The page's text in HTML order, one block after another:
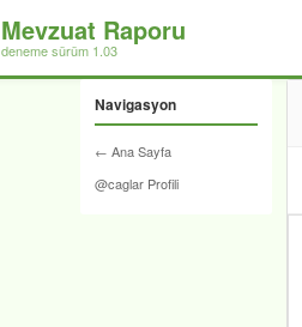
Mevzuat Raporu
deneme sürüm 1.03
Navigasyon
← Ana Sayfa
@caglar Profili